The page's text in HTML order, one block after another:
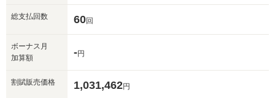
総支払回数 60回
ボーナス月
加算額
-円
割賦販売価格 1,031,462円